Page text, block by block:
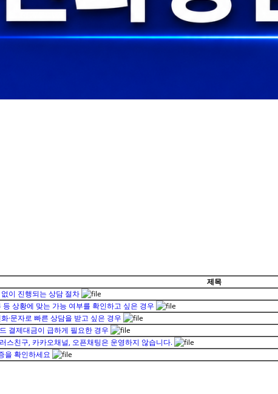
제목
이 진행되는 상담 절차
등 상황에 맞는 가능 여부를 확인하고 싶은 경우
·문자로 빠른 상담을 받고 싶은 경우
결제대금이 급하게 필요한 경우
스친구, 카카오채널, 오픈채팅은 운영하지 않습니다.
을 확인하세요